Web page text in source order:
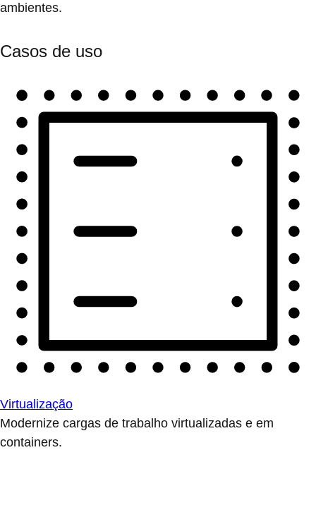
ambientes.
Casos de uso
Virtualização
Modernize cargas de trabalho virtualizadas e em
containers.